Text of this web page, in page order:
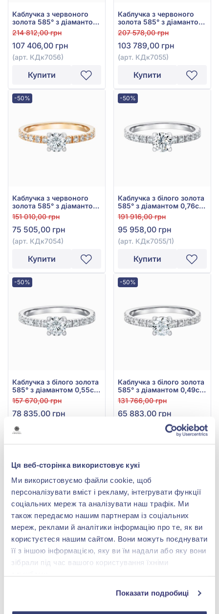
Ця веб-сторінка використовує кукі
Ми використовуємо файли cookie, щоб
персоналізувати вміст і рекламу, інтегрувати функції
соціальних мереж та аналізувати наш трафік. Ми
також передаємо нашим партнерам із соціальних
мереж, реклами й аналітики інформацію про те, як ви
користуєтеся нашим сайтом. Вони можуть поєднувати
її з іншою інформацією, яку ви їм надали або яку вони
зібрали під час вашого користування їхніми
Показати подробиці
Каблучка з червоного
золота 585° з діамантом
0,83ct, арт. КДк7056
214 812,00 грн
107 406,00 грн
(арт. КДк7056)
Купити
Каблучка з червоного
золота 585° з діамантом
0,77ct, арт. КДк7055
207 578,00 грн
103 789,00 грн
(арт. КДк7055)
Купити
-50%
Каблучка з червоного
золота 585° з діамантом
0,55ct, арт. КДк7054
151 010,00 грн
75 505,00 грн
(арт. КДк7054)
Купити
-50%
Каблучка з білого золота
585° з діамантом 0,76ct,
арт. КДк7055/1
191 916,00 грн
95 958,00 грн
(арт. КДк7055/1)
Купити
-50%
Каблучка з білого золота
585° з діамантом 0,55ct,
арт. КДк7054/1
157 670,00 грн
78 835,00 грн
(арт. КДк7054/1)
-50%
Каблучка з білого золота
585° з діамантом 0,49ct,
арт. КДк7053/1
131 766,00 грн
65 883,00 грн
(арт. КДк7053/1)
-50%
Каблучка з білого золота
-50%
Каблучка з білого золота
50 432,00 грн